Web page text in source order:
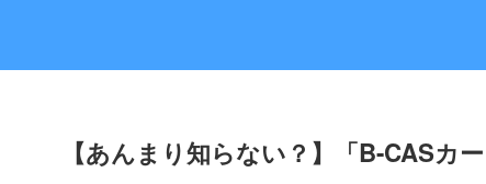
【あんまり知らない？】「B-CASカ